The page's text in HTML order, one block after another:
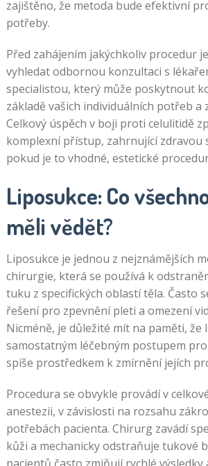
zajištěno, že metoda bude efektivní
potřeby.
Před zahájením jakýchkoliv procedur
vyhledat odbornou konzultaci s
specialistou, který může poskytnout
základě vašich individuálních potřeb a
Celkový úspěch v boji proti celulitidě
komplexní přístup, zahrnující zdravou
pokud je to vhodné, estetické
Liposukce: Co
měli vědět?
Liposukce je jednou z nejznámějších
chirurgie, která se používá k
tuku z specifických oblastí těla. Často
řešení pro zpevnění pleti a omezení
Nicméně, je důležité mít na paměti, že
samostatným léčebným postupem
spíše prostředkem k zmírnění jejích
Procedura se obvykle provádí v
anestezii, v závislosti na rozsahu
potřebách pacienta. Chirurg zavádí
kůži a mechanicky odstraňuje tukové